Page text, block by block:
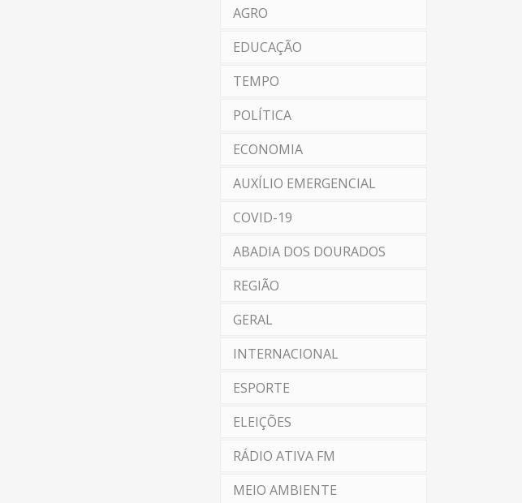
AGRO
EDUCAÇÃO
TEMPO
POLÍTICA
ECONOMIA
AUXÍLIO EMERGENCIAL
COVID-19
ABADIA DOS DOURADOS
REGIÃO
GERAL
INTERNACIONAL
ESPORTE
ELEIÇÕES
RÁDIO ATIVA FM
MEIO AMBIENTE